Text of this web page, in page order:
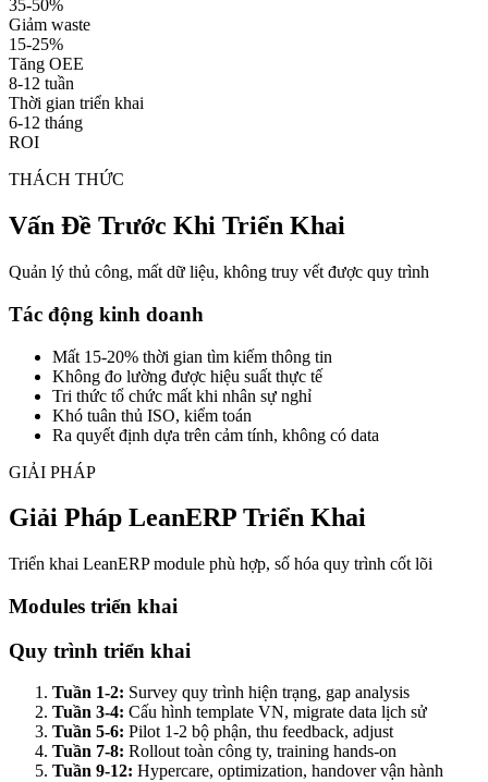
35-50%
Giảm waste
15-25%
Tăng OEE
8-12 tuần
Thời gian triển khai
6-12 tháng
ROI
THÁCH THỨC
Vấn Đề Trước Khi Triển Khai
Quản lý thủ công, mất dữ liệu, không truy vết được quy trình
Tác động kinh doanh
Mất 15-20% thời gian tìm kiếm thông tin
Không đo lường được hiệu suất thực tế
Tri thức tổ chức mất khi nhân sự nghỉ
Khó tuân thủ ISO, kiểm toán
Ra quyết định dựa trên cảm tính, không có data
GIẢI PHÁP
Giải Pháp LeanERP Triển Khai
Triển khai LeanERP module phù hợp, số hóa quy trình cốt lõi
Modules triển khai
Quy trình triển khai
Tuần 1-2: Survey quy trình hiện trạng, gap analysis
Tuần 3-4: Cấu hình template VN, migrate data lịch sử
Tuần 5-6: Pilot 1-2 bộ phận, thu feedback, adjust
Tuần 7-8: Rollout toàn công ty, training hands-on
Tuần 9-12: Hypercare, optimization, handover vận hành